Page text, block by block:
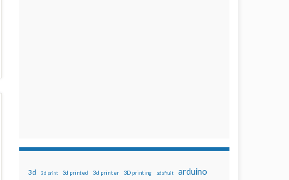
3d 3d print 3d printed 3d printer 3D printing adafruit arduino